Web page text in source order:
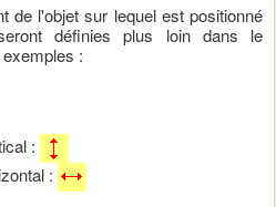
de l'objet sur lequel est positionné
définies plus loin dans le
:
:
: